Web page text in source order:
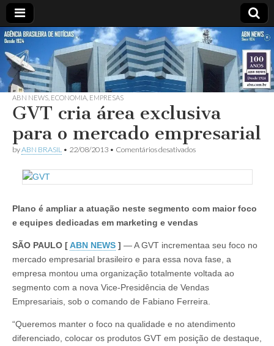
ABN
NEWS
Desde
1924:
ABN
Agência
Brasileira
de
Notícias
S.A.
ABN NEWS ECONOMIA EMPRESAS
GVT cria área exclusiva
para o mercado empresarial
byABN BRASIL • 22/08/2013 • Comentários desativadosem
cria
o
empresarial
Plano é ampliar a atuação neste segmento com maior foco
e equipes dedicadas em marketing e vendas
SÃO PAULO [ABN NEWS ] — A GVT incrementaa seu foco no
mercado empresarial brasileiro e para essa nova fase, a
empresa montou uma organização totalmente voltada ao
segmento com a nova Vice-Presidência de Vendas
Empresariais, sob o comando de Fabiano Ferreira.
“Queremos manter o foco na qualidade e no atendimento
diferenciado, colocar os produtos GVT em posição de destaque,